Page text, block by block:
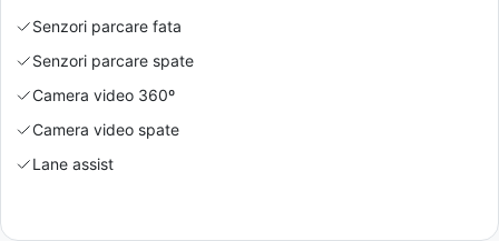
Senzori parcare fata
Senzori parcare spate
Camera video 360º
Camera video spate
Lane assist